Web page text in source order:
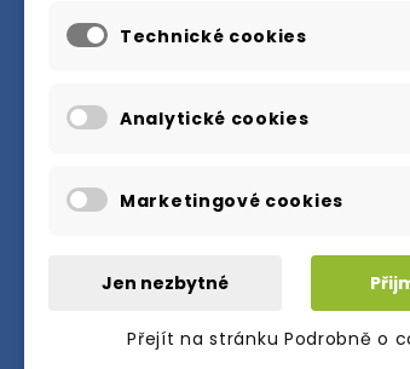
anglického jazyka.
Karly Machové 48 Beroun
info@englishbooks.cz
© 2026・
Technické cookies
Analytické cookies
Marketingové cookies
Jen nezbytné
Přejít na stránku Podrobně o